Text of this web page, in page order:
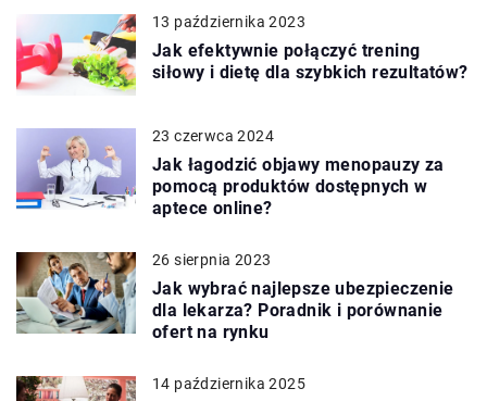
13 października 2023
Jak efektywnie połączyć trening
siłowy i dietę dla szybkich rezultatów?
23 czerwca 2024
Jak łagodzić objawy menopauzy za
pomocą produktów dostępnych w
aptece online?
26 sierpnia 2023
Jak wybrać najlepsze ubezpieczenie
dla lekarza? Poradnik i porównanie
ofert na rynku
14 października 2025